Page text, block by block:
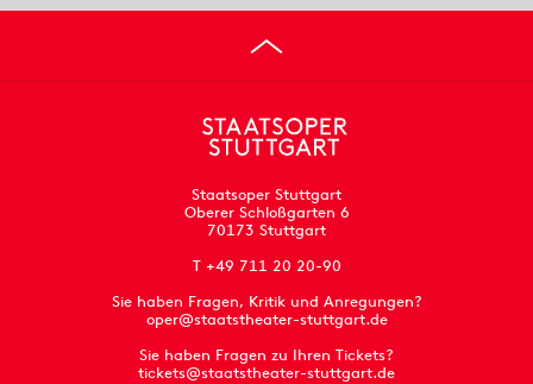
Staatsoper Stuttgart
Oberer Schloßgarten 6
70173 Stuttgart
T +49 711 20 20-90
Sie haben Fragen, Kritik und Anregungen?
oper@staatstheater-stuttgart.de
Sie haben Fragen zu Ihren Tickets?
tickets@staatstheater-stuttgart.de